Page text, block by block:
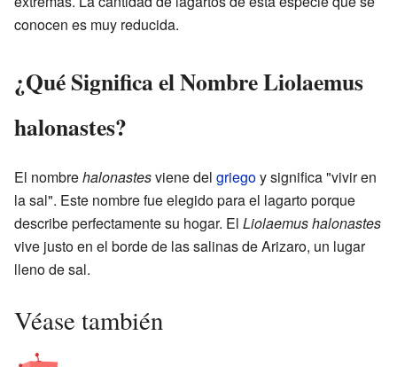
conocen es muy reducida.
¿Qué Significa el Nombre Liolaemus
halonastes?
El nombrehalonastesviene del griegoy significa "vivir en
la sal". Este nombre fue elegido para el lagarto porque
describe perfectamente su hogar. El Liolaemus halonastes
vive justo en el borde de las salinas de Arizaro, un lugar
lleno de sal.
Véase también